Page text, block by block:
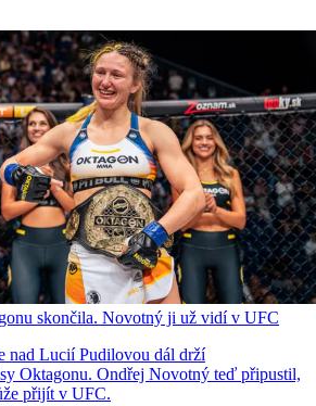
skončila. Novotný ji už vidí v UFC
nad Lucií Pudilovou dál drží
Oktagonu. Ondřej Novotný teď připustil,
přijít v UFC.